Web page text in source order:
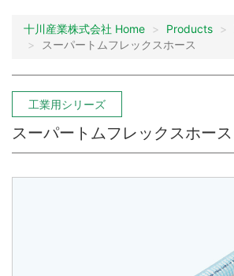
十川産業株式会社 Home Products
スーパートムフレックスホース
工業用シリーズ
スーパートムフレックスホース